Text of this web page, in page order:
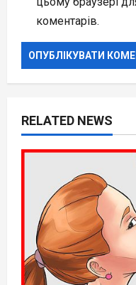
коментарів.
RELATED NEWS